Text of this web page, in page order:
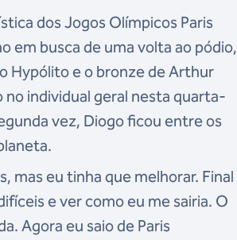
dos Jogos Olímpicos Paris
em busca de uma volta ao pódio,
Hypólito e o bronze de Arthur
no individual geral nesta quarta-
vez, Diogo ficou entre os
mas eu tinha que melhorar. Final
e ver como eu me sairia. O
Agora eu saio de Paris